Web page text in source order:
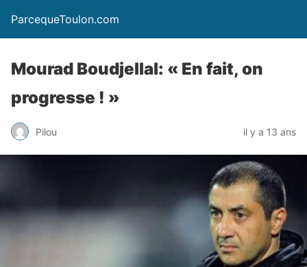
ParcequeToulon.com
Mourad Boudjellal: « En fait, on
progresse ! »
Pilou il y a 13 ans